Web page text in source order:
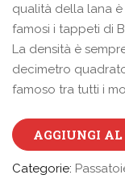
qualità della lana
famosi i tappeti di
La densità è
decimetro
famoso tra tutti i
AGGIUNGI AL
Categorie: